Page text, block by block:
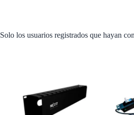
Solo los usuarios registrados que hayan